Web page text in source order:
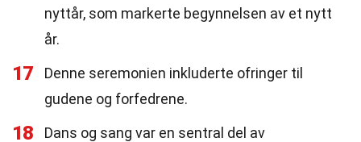
nyttår, som markerte begynnelsen av et nytt
år.
17
Denne seremonien inkluderte ofringer til
gudene og forfedrene.
18
Dans og sang var en sentral del av